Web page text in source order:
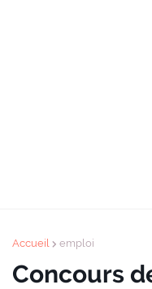
Accueil emploi
Concours